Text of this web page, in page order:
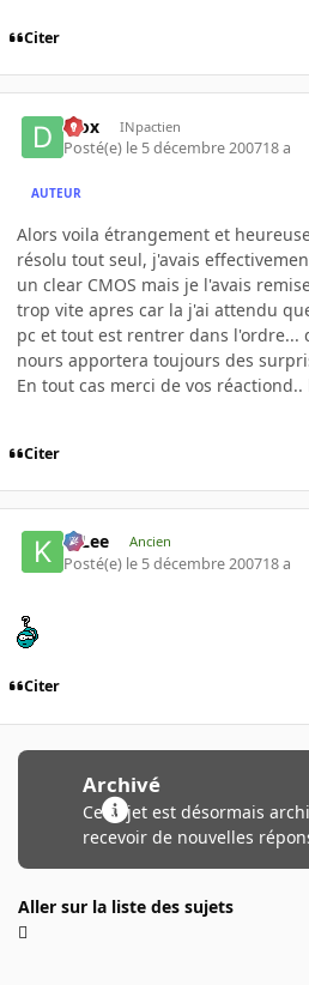
Citer
diox INpactien
Posté(e) le 5 décembre 200718 a
AUTEUR
Alors voila étrangement et
résolu tout seul, j'avais
un clear CMOS mais je l'avais
trop vite apres car la j'ai attendu
pc et tout est rentrer dans
nours apportera toujours des
En tout cas merci de vos
Citer
K-Lee Ancien
Posté(e) le 5 décembre 200718 a
Citer
Archivé
Ce sujet est désormais
recevoir de nouvelles
Aller sur la liste des sujets